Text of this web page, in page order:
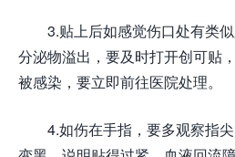
3.贴上后如感觉伤口处有类
分泌物溢出，要及时打开创可贴
被感染，要立即前往医院处理。
4.如伤在手指，要多观察指